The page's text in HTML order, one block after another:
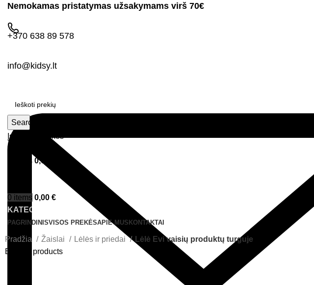
Nemokamas pristatymas užsakymams virš 70€
+370 638 89 578
info@kidsy.lt
Search
Įsimintos prekės
Prisijungimas
items 0,00
0 items 0,00 €
KATEGORIJOS
PAGRINDINISVISOS PREKĖSAPIE MUS KONTAKTAI
Pradžia Žaislai Lėlės ir priedai
Lėlė Evi vaisių produktų turguje
Back to products